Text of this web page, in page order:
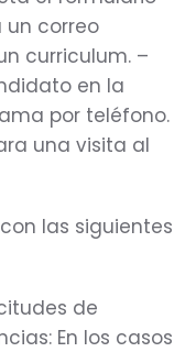
correo
curriculum. –
en la
por teléfono.
una visita al
las siguientes
de
En los casos